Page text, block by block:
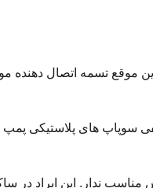
اتصال دهنده
های پلاستیکی پمپ